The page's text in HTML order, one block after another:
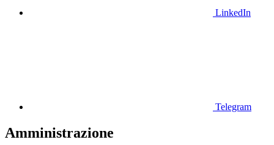
LinkedIn
Telegram
Amministrazione